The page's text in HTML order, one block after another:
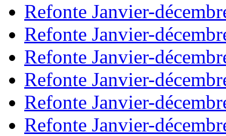
Refonte Janvier-
Refonte Janvier-
Refonte Janvier-
Refonte Janvier-
Refonte Janvier-
Refonte Janvier-